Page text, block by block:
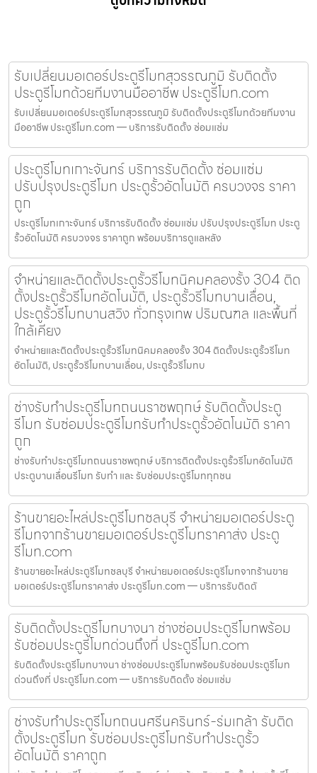
รับเปลี่ยนมอเตอร์ประตูรีโมทสุวรรณภูมิ รับติดตั้ง
ประตูรีโมทด้วยทีมงานมืออาชีพ ประตูรีโมท.com
รับเปลี่ยนมอเตอร์ประตูรีโมทสุวรรณภูมิ รับติดตั้งประตูรีโมทด้วยทีมงาน
มืออาชีพ ประตูรีโมท.com — บริการรับติดตั้ง ซ่อมแซ่ม
ประตูรีโมทเกาะจันทร์ บริการรับติดตั้ง ซ่อมแซ่ม
ปรับปรุงประตูรีโมท ประตูรั้วอัตโนมัติ ครบวงจร ราคา
ถูก
ประตูรีโมทเกาะจันทร์ บริการรับติดตั้ง ซ่อมแซ่ม ปรับปรุงประตูรีโมท ประตู
รั้วอัตโนมัติ ครบวงจร ราคาถูก พร้อมบริการดูแลหลัง
จำหน่ายและติดตั้งประตูรั้วรีโมทนิคมคลองรั้ง 304 ติด
ตั้งประตูรั้วรีโมทอัตโนมัติ, ประตูรั้วรีโมทบานเลื่อน,
ประตูรั้วรีโมทบานสวิง ทั่วกรุงเทพ ปริมณฑล และพื้นที่
ใกล้เคียง
จำหน่ายและติดตั้งประตูรั้วรีโมทนิคมคลองรั้ง 304 ติดตั้งประตูรั้วรีโมท
อัตโนมัติ, ประตูรั้วรีโมทบานเลื่อน, ประตูรั้วรีโมทบ
ช่างรับทำประตูรีโมทถนนราชพฤกษ์ รับติดตั้งประตู
รีโมท รับซ่อมประตูรีโมทรับทำประตูรั้วอัตโนมัติ ราคา
ถูก
ช่างรับทำประตูรีโมทถนนราชพฤกษ์ บริการติดตั้งประตูรั้วรีโมทอัตโนมัติ
ประตูบานเลื่อนรีโมท รับทำ และ รับซ่อมประตูรีโมททุกชน
ร้านขายอะไหล่ประตูรีโมทชลบุรี จำหน่ายมอเตอร์ประตู
รีโมทจากร้านขายมอเตอร์ประตูรีโมทราคาส่ง ประตู
รีโมท.com
ร้านขายอะไหล่ประตูรีโมทชลบุรี จำหน่ายมอเตอร์ประตูรีโมทจากร้านขาย
มอเตอร์ประตูรีโมทราคาส่ง ประตูรีโมท.com — บริการรับติดตั
รับติดตั้งประตูรีโมทบางนา ช่างซ่อมประตูรีโมทพร้อม
รับซ่อมประตูรีโมทด่วนถึงที่ ประตูรีโมท.com
รับติดตั้งประตูรีโมทบางนา ช่างซ่อมประตูรีโมทพร้อมรับซ่อมประตูรีโมท
ด่วนถึงที่ ประตูรีโมท.com — บริการรับติดตั้ง ซ่อมแซ่ม
ช่างรับทำประตูรีโมทถนนศรีนครินทร์-ร่มเกล้า รับติด
ตั้งประตูรีโมท รับซ่อมประตูรีโมทรับทำประตูรั้ว
อัตโนมัติ ราคาถูก